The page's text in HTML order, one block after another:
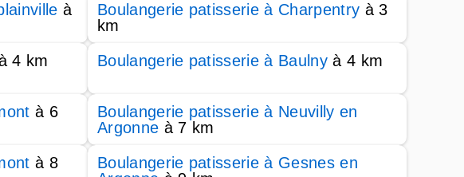
à
Boulangerie patisserie à Charpentry à 3
km
4 km Boulangerie patisserie à Baulnyà 4 km
à 6
Boulangerie patisserie à Neuvilly en
Argonne à 7 km
à 8
Boulangerie patisserie à Gesnes en